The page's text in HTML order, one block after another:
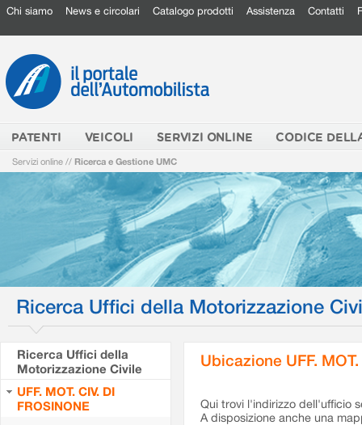
Chi siamo News e circolari Catalogo prodotti Assistenza Contatti
PATENTI VEICOLI SERVIZI ONLINE CODICE
Servizi online // Ricerca e Gestione UMC
Ricerca Uffici della Motorizzazione
Ricerca Uffici della
Motorizzazione Civile
UFF. MOT. CIV. DI
FROSINONE
Ubicazione UFF.
Qui trovi l'indirizzo dell'ufficio
A disposizione anche una